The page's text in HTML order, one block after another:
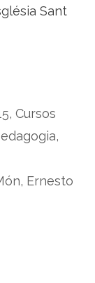
Sant
, Cursos
,
, Ernesto